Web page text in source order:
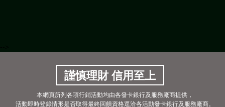
謹慎理財 信用至上
本網頁所列各項行銷活動均由各發卡銀行及服務廠商提供，
活動即時登錄情形是否取得最終回饋資格逕洽各活動發卡銀行及服務廠商。